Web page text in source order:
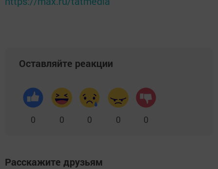
Оставляйте реакции
0 0 0 0 0
Расскажите друзьям